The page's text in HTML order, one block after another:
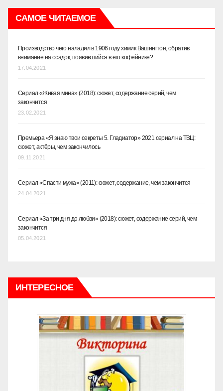
САМОЕ ЧИТАЕМОЕ
Производство чего наладил в 1906 году химик Вашингтон, обратив
внимание на осадок, появившийся в его кофейнике?
17.04.2021
Сериал «Живая мина» (2018): сюжет, содержание серий, чем
закончится
23.02.2021
Премьера «Я знаю твои секреты 5. Гладиатор» 2021 сериал на ТВЦ:
сюжет, актёры, чем закончилось
09.11.2021
Сериал «Спасти мужа» (2011): сюжет, содержание, чем закончится
24.04.2021
Сериал «За три дня до любви» (2018): сюжет, содержание серий, чем
закончится
05.04.2021
ИНТЕРЕСНОЕ